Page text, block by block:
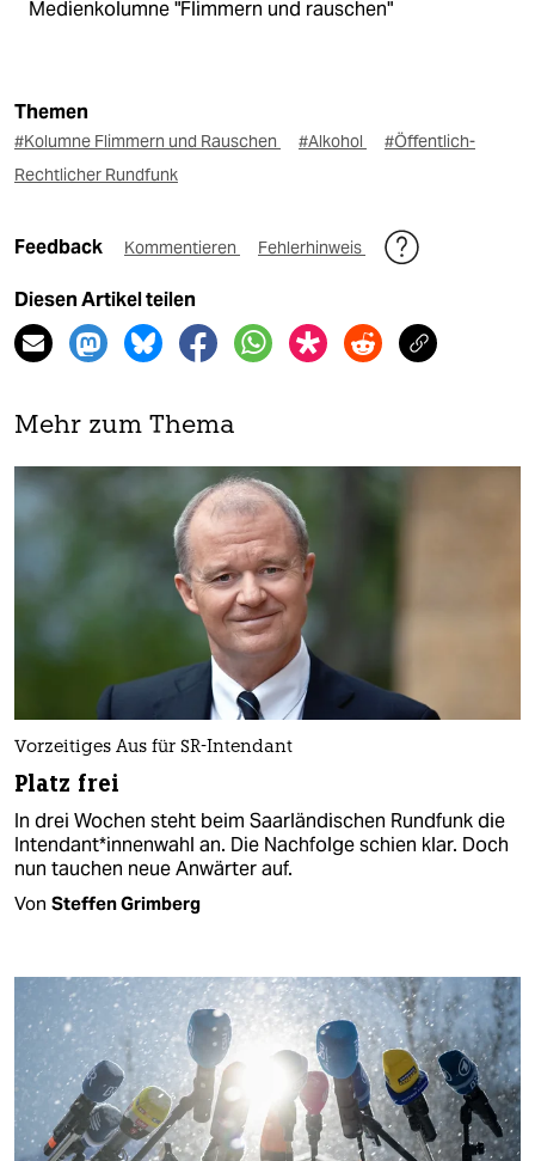
Medienkolumne "Flimmern und rauschen"
Themen
#Kolumne Flimmern und Rauschen #Alkohol
#Öffentlich-
Rechtlicher Rundfunk
Feedback Kommentieren Fehlerhinweis
Diesen Artikel teilen
Mehr zum Thema
Vorzeitiges Aus für SR-Intendant
Platz frei
In drei Wochen steht beim Saarländischen Rundfunk die
Intendan­t*in­nen­wahl an. Die Nachfolge schien klar. Doch
nun tauchen neue Anwärter auf.
Von Steffen Grimberg